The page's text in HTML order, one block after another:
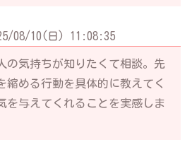
08/10(日) 11:08:35
の気持ちが知りたくて相談。先
縮める行動を具体的に教えてく
を与えてくれることを実感しま